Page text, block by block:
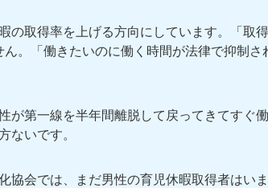
の取得率を上げる方向にしています。「取
ん。「働きたいのに働く時間が法律で抑制
が第一線を半年間離脱して戻ってきてすぐ
ないです。
協会では、まだ男性の育児休暇取得者はい